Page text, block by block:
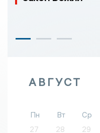
АВГУСТ
Пн Вт Ср
27
28 29